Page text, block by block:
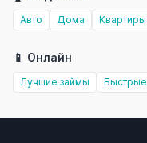
Авто Дома Квартиры
📱 Онлайн
Лучшие займы Быстрые